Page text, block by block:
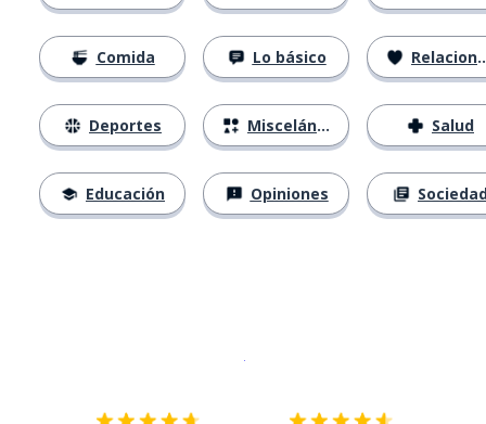
Comida
Deportes
Educación
Lo básico
Misceláneo
Opiniones
Relaciones
Salud